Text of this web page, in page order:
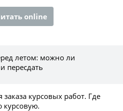
online
летом: можно ли
пересдать
курсовых работ. Где